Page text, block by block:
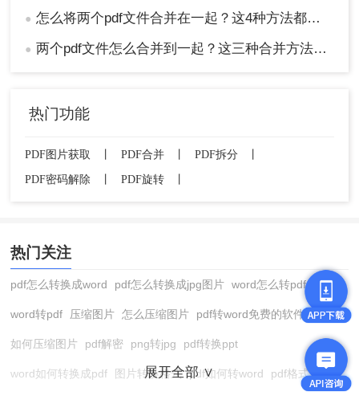
● 怎么将两个pdf文件合并在一起？这4种方法都特别简单！
● 两个pdf文件怎么合并到一起？这三种合并方法超实用！
热门功能
PDF图片获取 PDF合并 PDF拆分
PDF密码解除
PDF旋转
热门关注
pdf怎么转换成word pdf怎么转换成jpg图片 word怎么转pdf
word转pdf 压缩图片 怎么压缩图片 pdf转word免费的软件
如何压缩图片 pdf解密 png转jpg pdf转换ppt
word如何转换成pdf 图片转换格式 pdf如何转word pdf格式转换
展开全部 ∨